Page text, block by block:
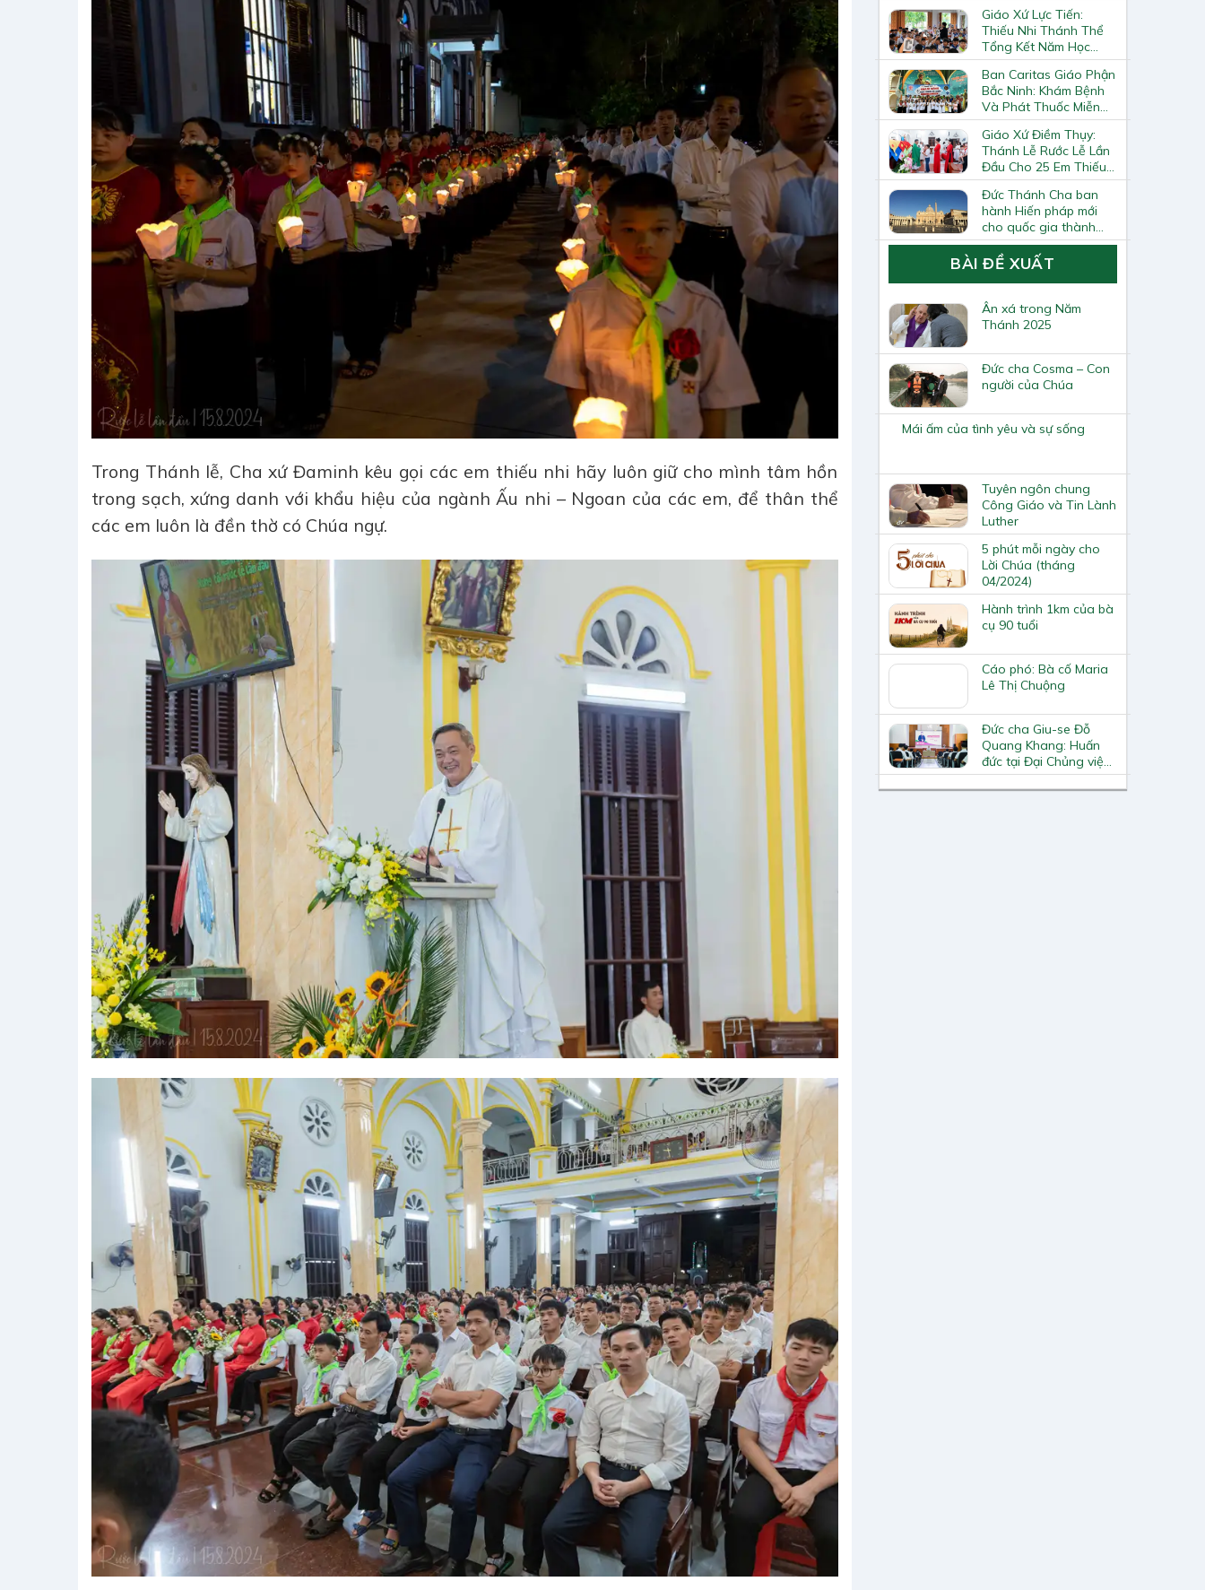
Trong Thánh lễ, Cha xứ Đaminh kêu gọi các em thiếu nhi hãy luôn giữ cho mình tâm hồn
trong sạch, xứng danh với khẩu hiệu của ngành Ấu nhi – Ngoan của các em, để thân thể
các em luôn là đền thờ có Chúa ngự.
Giáo Xứ Lực Tiến:
Thiếu Nhi Thánh Thể
Tổng Kết Năm Học
Giáo Lý
Ban Caritas Giáo Phận
Bắc Ninh: Khám Bệnh
Và Phát Thuốc Miễn
Phí Tại Giáo Xứ Đồng
Chương
Giáo Xứ Điềm Thụy:
Thánh Lễ Rước Lễ Lần
Đầu Cho 25 Em Thiếu
Nhi
Đức Thánh Cha ban
hành Hiến pháp mới
cho quốc gia thành
Vatican
BÀI ĐỀ XUẤT
Ân xá trong Năm
Thánh 2025
Đức cha Cosma – Con
người của Chúa
Mái ấm của tình yêu và sự sống
Tuyên ngôn chung
Công Giáo và Tin Lành
Luther
5 phút mỗi ngày cho
Lời Chúa (tháng
04/2024)
Hành trình 1km của bà
cụ 90 tuổi
Cáo phó: Bà cố Maria
Lê Thị Chuộng
Đức cha Giu-se Đỗ
Quang Khang: Huấn
đức tại Đại Chủng viện
Thánh Giu-se Hà Nội